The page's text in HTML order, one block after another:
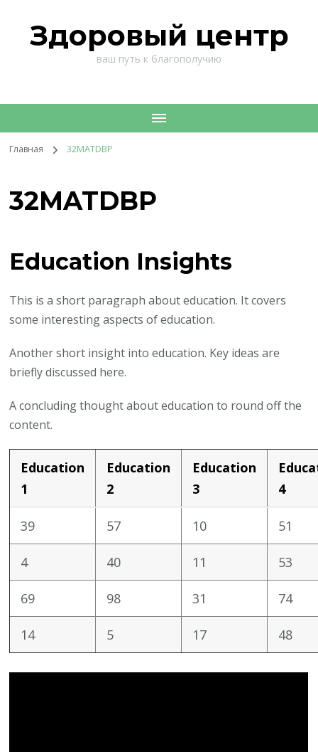
Здоровый центр
ваш путь к благополучию
Главная 32MATDBP
32MATDBP
Education Insights
This is a short paragraph about education. It covers
some interesting aspects of education.
Another short insight into education. Key ideas are
briefly discussed here.
A concluding thought about education to round off the
content.
Education
1
Education
2
Education
3
4
39 57 10 51
4 40 11 53
69 98 31 74
14 5 17 48